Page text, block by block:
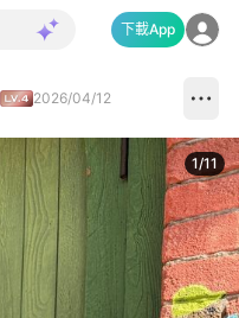
下載App
2026/04/12
1/11